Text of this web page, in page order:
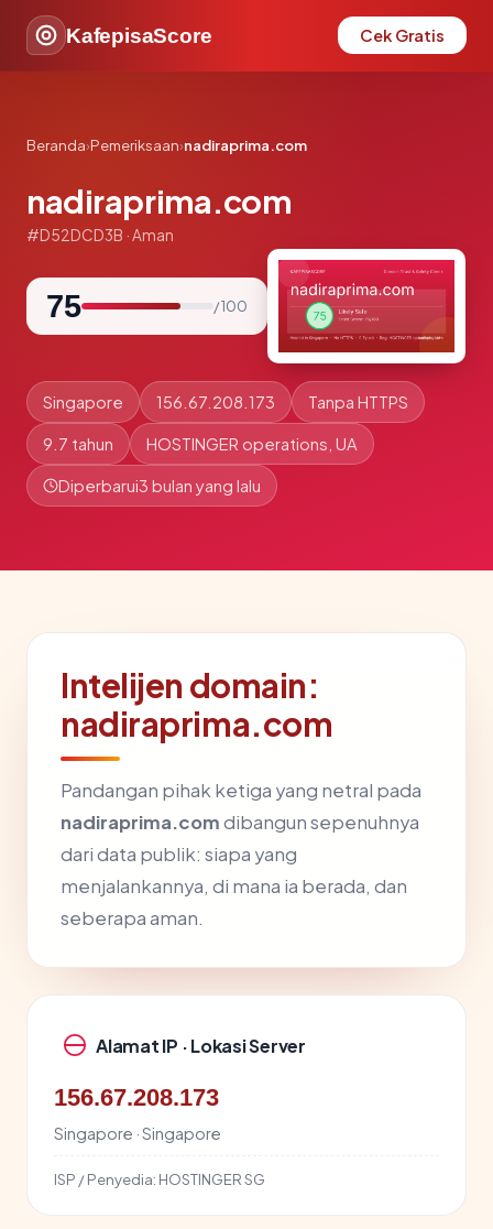
KafepisaScore Cek Gratis
Beranda›Pemeriksaan›nadiraprima.com
nadiraprima.com
#D52DCD3B · Aman
75 / 100
Singapore 156.67.208.173 Tanpa HTTPS
9.7 tahun HOSTINGER operations, UA
Diperbarui3 bulan yang lalu
Intelijen domain:
nadiraprima.com
Pandangan pihak ketiga yang netral pada
nadiraprima.comdibangun sepenuhnya
dari data publik: siapa yang
menjalankannya, di mana ia berada, dan
seberapa aman.
Alamat IP · Lokasi Server
156.67.208.173
Singapore · Singapore
ISP / Penyedia: HOSTINGER SG